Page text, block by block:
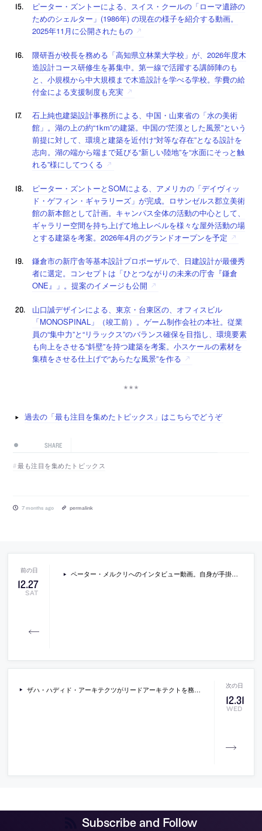
ピーター・ズントーによる、スイス・クールの「ローマ遺跡の
ためのシェルター」(1986年) の現在の様子を紹介する動画。
2025年11月に公開されたもの
隈研吾が校長を務める「高知県立林業大学校」が、2026年度木
造設計コース研修生を募集中。第一線で活躍する講師陣のも
と、小規模から中大規模まで木造設計を学べる学校。学費の給
付金による支援制度も充実
石上純也建築設計事務所による、中国・山東省の「水の美術
館」。湖の上の約“1km”の建築。中国の“茫漠とした風景”という
前提に対して、環境と建築を近付け“対等な存在”となる設計を
志向。湖の端から端まで延びる“新しい陸地”を“水面にそっと触
れる”様にしてつくる
ピーター・ズントーとSOMによる、アメリカの「デイヴィッ
ド・ゲフィン・ギャラリーズ」が完成。ロサンゼルス郡立美術
館の新本館として計画。キャンパス全体の活動の中心として、
ギャラリー空間を持ち上げて地上レベルを様々な屋外活動の場
とする建築を考案。2026年4月のグランドオープンを予定
鎌倉市の新庁舎等基本設計プロポーザルで、日建設計が最優秀
者に選定。コンセプトは「ひとつながりの未来の庁舎『鎌倉
ONE』」。提案のイメージも公開
山口誠デザインによる、東京・台東区の、オフィスビル
「MONOSPINAL」（竣工前）。ゲーム制作会社の本社。従業
員の“集中力”と“リラックス”のバランス確保を目指し、環境要素
も向上をさせる“斜壁”を持つ建築を考案。小スケールの素材を
集積をさせる仕上げで“あらたな風景”を作る
過去の「最も注目を集めたトピックス」はこちらでどうぞ
SHARE
最も注目を集めたトピックス
7 months ago permalink
12.27
SAT
ペーター・メルクリへのインタビュー動画。自身が手掛けているマスタープランの中の、アレクサンドル・ブロツキーによるパヴィリオンについて語る。2025年11月に公開されたもの
12.31
WED
ザハ・ハディド・アーキテクツがリードアーキテクトを務める、イタリアの「マルペンサ病院」。自然遺産に恵まれた地域での計画。地域社会の新たな交流の場としても考慮し、人間中心の設計思想を基にリハビリや休息のための様々な緑あふれる空間を備えた建築を考案
Subscribe and Follow